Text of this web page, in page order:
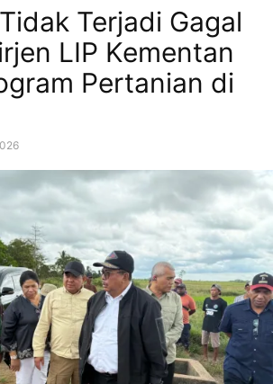
Terjadi Gagal
LIP Kementan
Pertanian di